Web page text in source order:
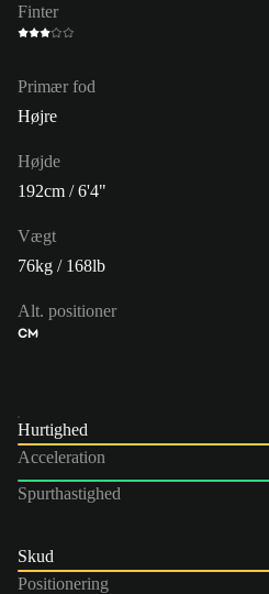
Finter
Primær fod
Højre
Højde
192cm / 6'4"
Vægt
76kg / 168lb
Alt. positioner
CM
Hurtighed
Acceleration
Spurthastighed
Skud
Positionering